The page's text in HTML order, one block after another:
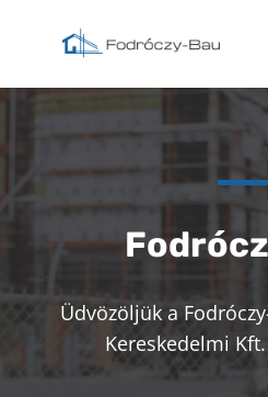
Üdvözöljük a
Kereskedelmi